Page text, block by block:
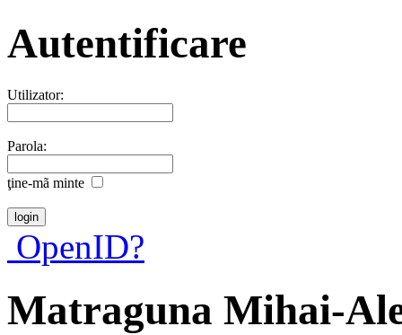
Autentificare
Utilizator:
Parola:
ţine-mã minte
OpenID?
Matraguna Mihai-